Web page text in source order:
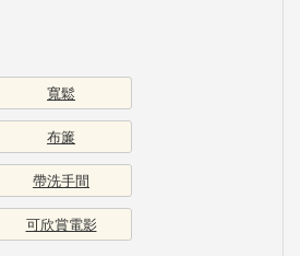
寬鬆
布簾
帶洗手間
可欣賞電影